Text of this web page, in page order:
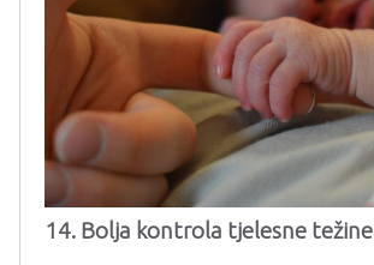
14. Bolja kontrola tjelesne težine